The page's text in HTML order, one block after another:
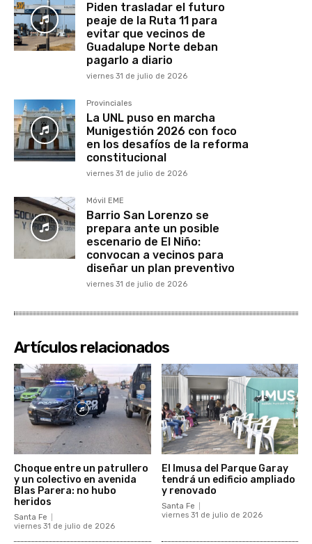
Piden trasladar el futuro
peaje de la Ruta 11 para
evitar que vecinos de
Guadalupe Norte deban
pagarlo a diario
viernes 31 de julio de 2026
Provinciales
La UNL puso en marcha
Munigestión 2026 con foco
en los desafíos de la reforma
constitucional
viernes 31 de julio de 2026
Móvil EME
Barrio San Lorenzo se
prepara ante un posible
escenario de El Niño:
convocan a vecinos para
diseñar un plan preventivo
viernes 31 de julio de 2026
Artículos relacionados
Choque entre un patrullero
y un colectivo en avenida
Blas Parera: no hubo
heridos
Santa Fe
viernes 31 de julio de 2026
El Imusa del Parque Garay
tendrá un edificio ampliado
y renovado
Santa Fe
viernes 31 de julio de 2026